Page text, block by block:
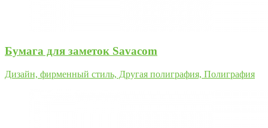
Бумага для заметок Savacom
Дизайн, фирменный стиль, Другая полиграфия, Полиграфия